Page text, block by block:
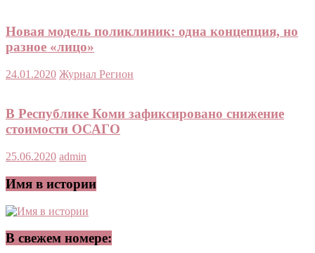
Новая модель поликлиник: одна концепция, но
разное «лицо»
24.01.2020 Журнал Регион
В Республике Коми зафиксировано снижение
стоимости ОСАГО
25.06.2020 admin
Имя в истории
В свежем номере: